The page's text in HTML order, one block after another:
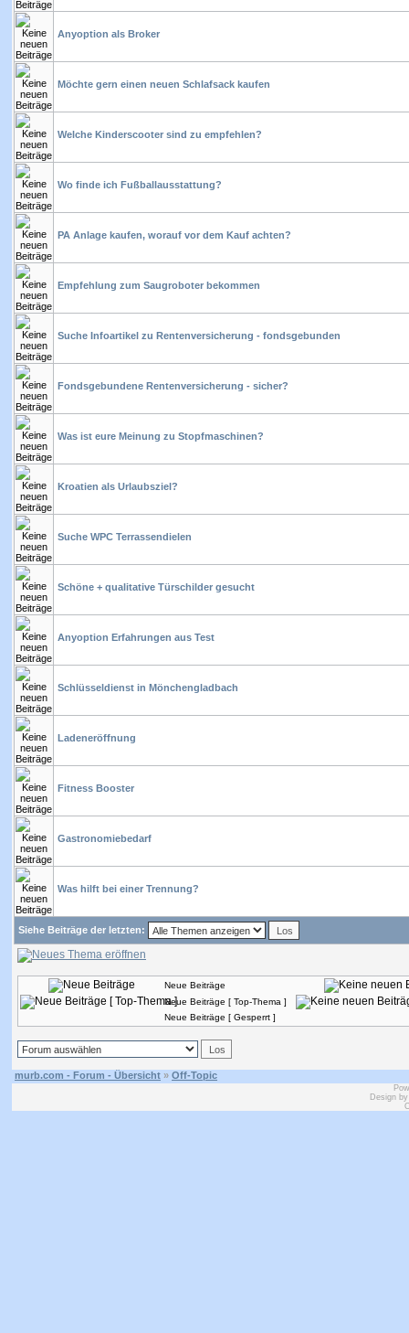
Anyoption als Broker
Möchte gern einen neuen Schlafsack kaufen
Welche Kinderscooter sind zu empfehlen?
Wo finde ich Fußballausstattung?
PA Anlage kaufen, worauf vor dem Kauf achten?
Empfehlung zum Saugroboter bekommen
Suche Infoartikel zu Rentenversicherung - fondsgebunden
Fondsgebundene Rentenversicherung - sicher?
Was ist eure Meinung zu Stopfmaschinen?
Kroatien als Urlaubsziel?
Suche WPC Terrassendielen
Schöne + qualitative Türschilder gesucht
Anyoption Erfahrungen aus Test
Schlüsseldienst in Mönchengladbach
Ladeneröffnung
Fitness Booster
Gastronomiebedarf
Was hilft bei einer Trennung?
Siehe Beiträge der letzten:
Neue Beiträge
Neue Beiträge [ Top-Thema ]
Neue Beiträge [ Gesperrt ]
murb.com - Forum - Übersicht » Off-Topic
Design